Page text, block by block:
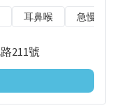
耳鼻喉 急慢性扭
211號